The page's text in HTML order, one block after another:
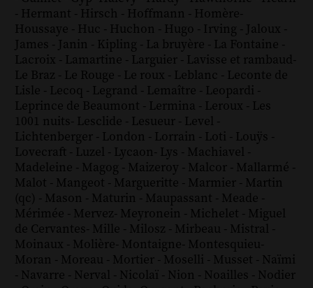
- Hermant - Hirsch - Hoffmann - Homère-
Houssaye - Huc - Huchon - Hugo - Irving - Jaloux -
James - Janin - Kipling - La bruyère - La Fontaine -
Lacroix - Lamartine - Larguier - Lavisse et rambaud-
Le Braz - Le Rouge - Le roux - Leblanc - Leconte de
Lisle - Lecoq - Legrand - Lemaître - Leopardi -
Leprince de Beaumont - Lermina - Leroux - Les
1001 nuits- Lesclide - Lesueur - Level -
Lichtenberger - London - Lorrain - Loti - Louÿs -
Lovecraft - Luzel - Lycaon- Lys - Machiavel -
Madeleine - Magog - Maizeroy - Malcor - Mallarmé -
Malot - Mangeot - Margueritte - Marmier - Martin
(qc) - Mason - Maturin - Maupassant - Meade -
Mérimée - Mervez- Meyronein - Michelet - Miguel
de Cervantes- Mille - Milosz - Mirbeau - Mistral -
Moinaux - Molière- Montaigne- Montesquieu-
Moran - Moreau - Mortier - Moselli - Musset - Naïmi
- Navarre - Nerval - Nicolaï - Nion - Noailles - Nodier